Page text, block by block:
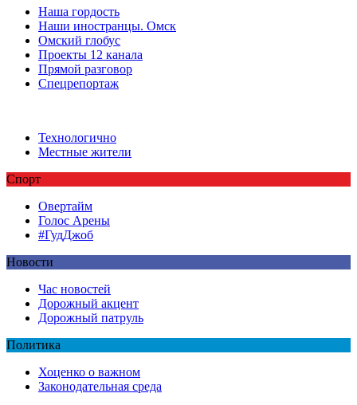
Наша гордость
Наши иностранцы. Омск
Омский глобус
Проекты 12 канала
Прямой разговор
Спецрепортаж
Технологично
Местные жители
Спорт
Овертайм
Голос Арены
#ГудДжоб
Новости
Час новостей
Дорожный акцент
Дорожный патруль
Политика
Хоценко о важном
Законодательная среда